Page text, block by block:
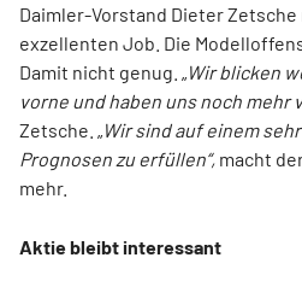
Daimler-Vorstand Dieter
exzellenten Job. Die
Damit nicht genug. „
Wir blicken
vorne und haben uns noch mehr
Zetsche. „
Wir sind auf einem
Prognosen zu erfüllen“, macht
mehr.
Aktie bleibt interessant